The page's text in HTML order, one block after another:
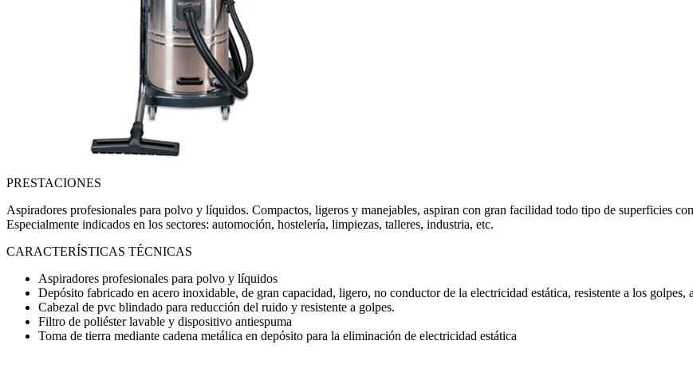
PRESTACIONES
Aspiradores profesionales para polvo y lí­quidos. Compactos, ligeros y manejables, aspiran con gran facilidad todo tipo de superficies
Especialmente indicados en los sectores: automoción, hostelería, limpiezas, talleres, industria, etc.
CARACTERÍSTICAS TÉCNICAS
Aspiradores profesionales para polvo y líquidos
Depósito fabricado en acero inoxidable, de gran capacidad, ligero, no conductor de la electricidad estática, resistente a los
Cabezal de pvc blindado para reducción del ruido y resistente a golpes.
Filtro de poliéster lavable y dispositivo antiespuma
Toma de tierra mediante cadena metálica en depósito para la eliminación de electricidad estática